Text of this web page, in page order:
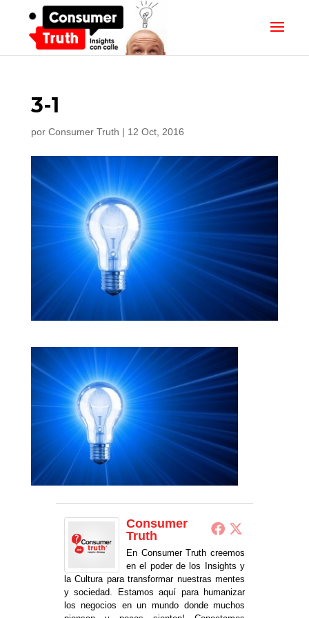
3-1
por Consumer Truth | 12 Oct, 2016
Consumer
Truth
En Consumer Truth creemos
en el poder de los Insights y
la Cultura para transformar nuestras mentes
y sociedad. Estamos aquí para humanizar
los negocios en un mundo donde muchos